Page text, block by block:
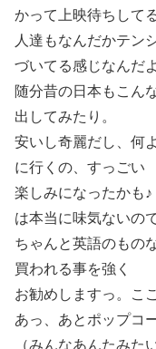
かって上映待ちして
人達もなんだかテン
づいてる感じなんだ
随分昔の日本もこん
出してみたり。
安いし奇麗だし、何
に行くの、すっごい
楽しみになったかも
は本当に味気ないの
ちゃんと英語のもの
買われる事を強く
お勧めしますっ。こ
あっ、あとポップコ
（みんなあんたみた